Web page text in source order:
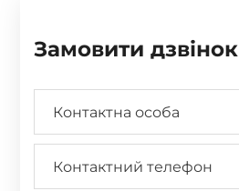
Замовити дзвінок